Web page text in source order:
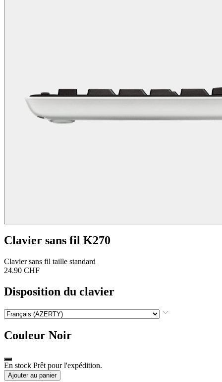
Clavier sans fil K270
Clavier sans fil taille standard
24.90 CHF
Disposition du clavier
Couleur Noir
En stock Prêt pour l'expédition.
Ajouter au panier